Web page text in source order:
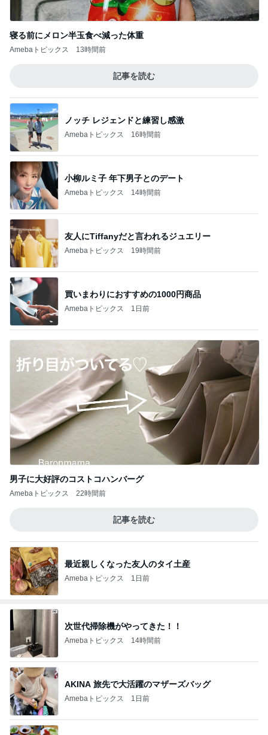
寝る前にメロン半玉食べ減った体重
Amebaトピックス 13時間前
記事を読む
ノッチ レジェンドと練習し感激
Amebaトピックス 16時間前
小柳ルミ子 年下男子とのデート
Amebaトピックス 14時間前
友人にTiffanyだと言われるジュエリー
Amebaトピックス 19時間前
買いまわりにおすすめの1000円商品
Amebaトピックス 1日前
男子に大好評のコストコハンバーグ
Amebaトピックス 22時間前
記事を読む
最近親しくなった友人のタイ土産
Amebaトピックス 1日前
次世代掃除機がやってきた！！
Amebaトピックス 14時間前
AKINA 旅先で大活躍のマザーズバッグ
Amebaトピックス 1日前